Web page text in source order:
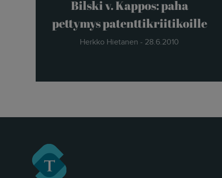
Bilski v. Kappos: paha
pettymys patenttikriitikoille
Herkko Hietanen - 28.6.2010